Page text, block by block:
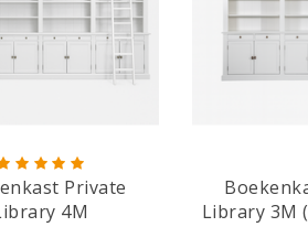
Private
4M
Library 3M